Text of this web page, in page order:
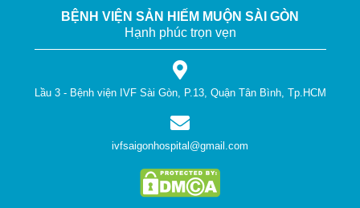
BỆNH VIỆN SẢN HIẾM MUỘN SÀI GÒN
Hạnh phúc trọn vẹn
Lầu 3 - Bệnh viện IVF Sài Gòn, P.13, Quận Tân Bình, Tp.HCM
ivfsaigonhospital@gmail.com